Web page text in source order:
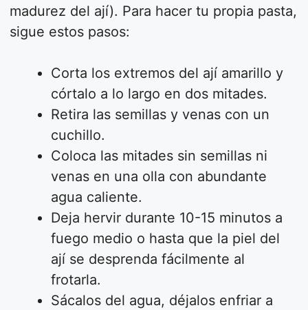
madurez del ají). Para hacer tu propia pasta,
sigue estos pasos:
Corta los extremos del ají amarillo y
córtalo a lo largo en dos mitades.
Retira las semillas y venas con un
cuchillo.
Coloca las mitades sin semillas ni
venas en una olla con abundante
agua caliente.
Deja hervir durante 10-15 minutos a
fuego medio o hasta que la piel del
ají se desprenda fácilmente al
frotarla.
Sácalos del agua, déjalos enfriar a